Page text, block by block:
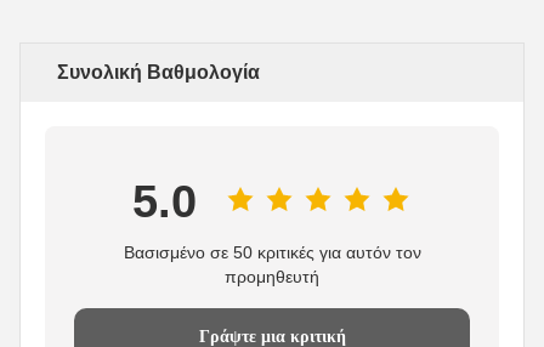
Συνολική Βαθμολογία
5.0
Βασισμένο σε 50 κριτικές για αυτόν τον
προμηθευτή
Γράψτε μια κριτική